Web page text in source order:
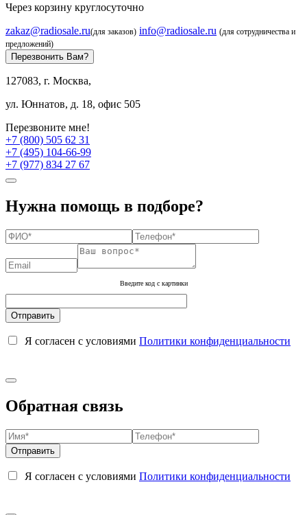
Через корзину круглосуточно
zakaz@radiosale.ru(для заказов) info@radiosale.ru (для сотрудничества и
предложений)
Перезвонить Вам?
127083, г. Москва,
ул. Юннатов, д. 18, офис 505
Перезвоните мне!
+7 (800) 505 62 31
+7 (495) 104-66-99
+7 (977) 834 27 67
Нужна помощь в подборе?
Введите код с картинки
Я согласен с условиями Политики конфиденциальности
Обратная связь
Я согласен с условиями Политики конфиденциальности